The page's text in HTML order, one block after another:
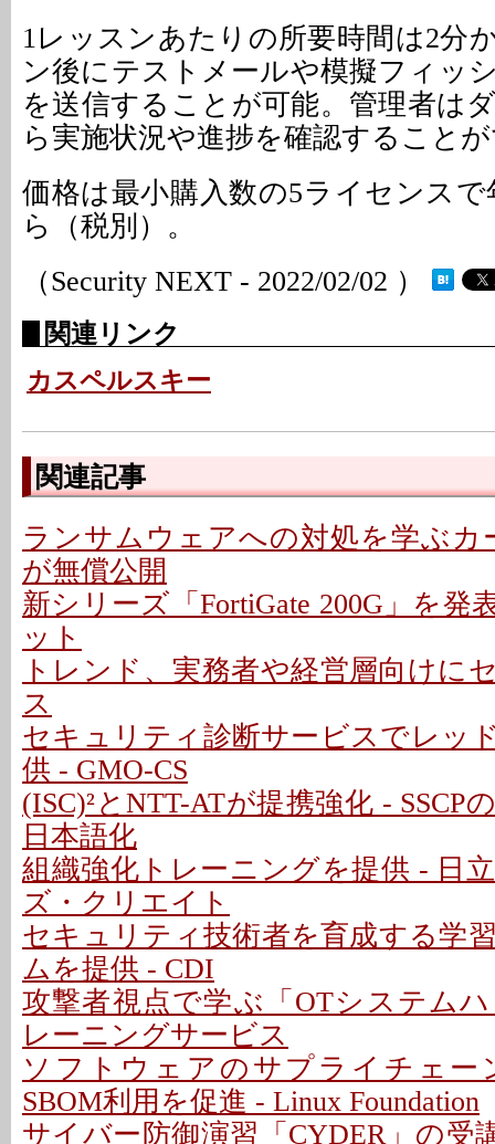
1レッスンあたりの所要時間は2分
ン後にテストメールや模擬フィッ
を送信することが可能。管理者は
ら実施状況や進捗を確認すること
価格は最小購入数の5ライセンスで
ら（税別）。
（Security NEXT - 2022/02/02 ）
関連リンク
カスペルスキー
関連記事
ランサムウェアへの対処を学ぶカ
が無償公開
新シリーズ「FortiGate 200G」を発
ット
トレンド、実務者や経営層向けに
ス
セキュリティ診断サービスでレッ
供 - GMO-CS
(ISC)²とNTT-ATが提携強化 - SSCP
日本語化
組織強化トレーニングを提供 - 日
ズ・クリエイト
セキュリティ技術者を育成する学
ムを提供 - CDI
攻撃者視点で学ぶ「OTシステム
レーニングサービス
ソフトウェアのサプライチェー
SBOM利用を促進 - Linux Foundation
サイバー防御演習「CYDER」の受